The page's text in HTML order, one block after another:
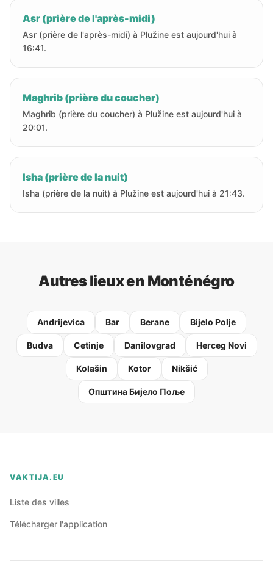
Asr (prière de l'après-midi)
Asr (prière de l'après-midi) à Plužine est aujourd'hui à
16:41.
Maghrib (prière du coucher)
Maghrib (prière du coucher) à Plužine est aujourd'hui à
20:01.
Isha (prière de la nuit)
Isha (prière de la nuit) à Plužine est aujourd'hui à 21:43.
Autres lieux en Monténégro
Andrijevica Bar Berane Bijelo Polje
Budva Cetinje Danilovgrad Herceg Novi
Kolašin Kotor Nikšić
Oпштина Бијело Поље
VAKTIJA.EU
Liste des villes
Télécharger l'application